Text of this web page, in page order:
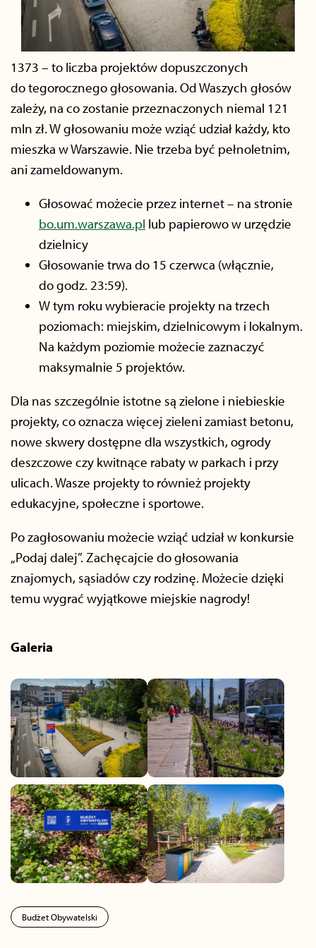
1373 – to liczba projektów dopuszczonych
do tegorocznego głosowania. Od Waszych głosów
zależy, na co zostanie przeznaczonych niemal 121
mln zł. W głosowaniu może wziąć udział każdy, kto
mieszka w Warszawie. Nie trzeba być pełnoletnim,
ani zameldowanym.
Głosować możecie przez internet – na stronie
bo.um.warszawa.pl lub papierowo w urzędzie
dzielnicy
Głosowanie trwa do 15 czerwca (włącznie,
do godz. 23:59).
W tym roku wybieracie projekty na trzech
poziomach: miejskim, dzielnicowym i lokalnym.
Na każdym poziomie możecie zaznaczyć
maksymalnie 5 projektów.
Dla nas szczególnie istotne są zielone i niebieskie
projekty, co oznacza więcej zieleni zamiast betonu,
nowe skwery dostępne dla wszystkich, ogrody
deszczowe czy kwitnące rabaty w parkach i przy
ulicach. Wasze projekty to również projekty
edukacyjne, społeczne i sportowe.
Po zagłosowaniu możecie wziąć udział w konkursie
„Podaj dalej”. Zachęcajcie do głosowania
znajomych, sąsiadów czy rodzinę. Możecie dzięki
temu wygrać wyjątkowe miejskie nagrody!
Galeria
Budżet Obywatelski